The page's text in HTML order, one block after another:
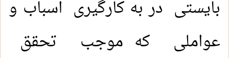
بایستی در به کارگیری اسباب و
عواملی که موجب تحقق